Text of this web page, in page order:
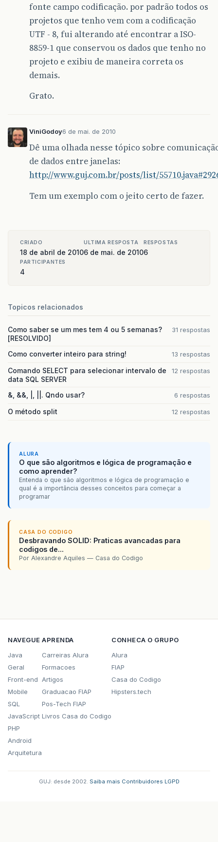
fonte campo codificação. por padrão todos os
projetos que tenho vem com a codificação
UTF - 8, fui alterando até encontrar a ISO-
8859-1 que conservou os dados que tenho no
projeto e exibiu de maneira correta os
demais.
Grato.
ViniGodoy6 de mai. de 2010
Dê uma olhada nesse tópico sobre
de dados entre janelas:
http://www.guj.com.br/posts/list/
Tem um exemplo com o jeito certo de fazer.
CRIADO
18 de abril de 2010
ULTIMA RESPOSTA
6 de mai. de 2010
RESPOSTAS
6
PARTICIPANTES
4
Topicos relacionados
Como saber se um mes tem 4 ou 5 semanas?
[RESOLVIDO]
31 respostas
Como converter inteiro para string! 13 respostas
Comando SELECT para selecionar intervalo de
data SQL SERVER
12 respostas
&, &&, |, ||. Qndo usar? 6 respostas
O método split 12 respostas
ALURA
O que são algoritmos e lógica de programação e
como aprender?
Entenda o que são algoritmos e lógica de programação e
qual é a importância desses conceitos para começar a
programar
CASA DO CODIGO
Desbravando SOLID: Praticas avancadas para
codigos de...
Por Alexandre Aquiles — Casa do Codigo
NAVEGUE
Java
Geral
Front-end
Mobile
SQL
JavaScript
PHP
Android
Arquitetura
APRENDA
Carreiras Alura
Formacoes
Artigos
Graduacao FIAP
Pos-Tech FIAP
Livros Casa do Codigo
CONHECA O GRUPO
Alura
FIAP
Casa do Codigo
Hipsters.tech
GUJ: desde 2002. Saiba mais Contribuidores LGPD